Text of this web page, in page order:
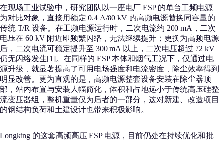
在现场工业试验中，研究团队以一座电厂 ESP 的单台工频电源
为对比对象，直接用额定 0.4 A/80 kV 的高频电源替换同容量的
传统 T/R 设备。在工频电源运行时，二次电流约 200 mA，二次
电压在 60 kV 附近即频繁闪络，无法继续提升；更换为高频电源
后，二次电流可稳定提升至 300 mA 以上，二次电压超过 72 kV
仍无闪络发生[1]。在同样的 ESP 本体和烟气工况下，仅通过电
源升级，就显著提高了可用电场强度和电流密度，除尘效率得到
明显改善。更为直观的是，高频电源整套设备安装在除尘器顶
部，站内布置与安装大幅简化，体积和占地远小于传统高压硅整
流变压器组，整机重量仅为后者的一部分，这对新建、改造项目
的钢结构负荷和土建设计也带来积极影响。
Longking 的这套高频高压 ESP 电源，目前仍处在持续优化和批